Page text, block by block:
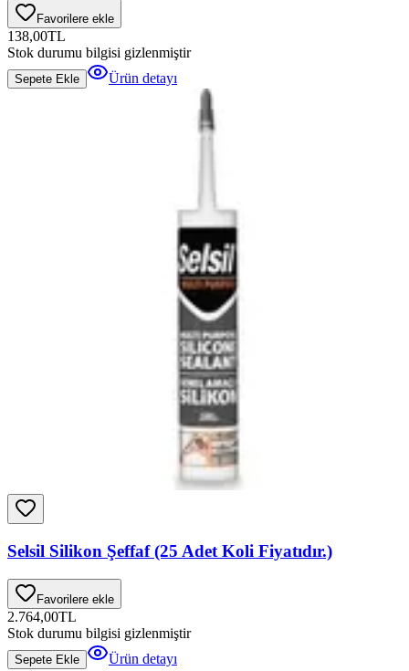
Favorilere ekle
138,00TL
Stok durumu bilgisi gizlenmiştir
Sepete Ekle Ürün detayı
Selsil Silikon Şeffaf (25 Adet Koli Fiyatıdır.)
Favorilere ekle
2.764,00TL
Stok durumu bilgisi gizlenmiştir
Sepete Ekle
Ürün detayı